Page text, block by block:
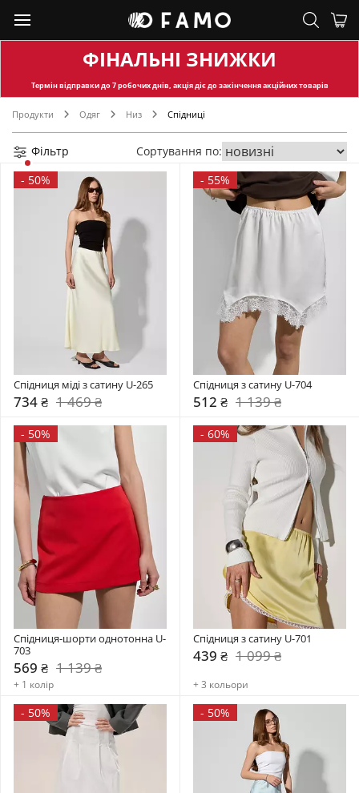
ФІНАЛЬНІ ЗНИЖКИ
Термін відправкидо 7 робочих днів, акція діє до закінчення акційних товарів
Продукти Одяг Низ Спідниці
Фільтр
Сортування по:
- 50%
Спідниця міді з сатину U-265
734 ₴ 1 469 ₴
- 55%
Спідниця з сатину U-704
512 ₴ 1 139 ₴
- 50%
Спідниця-шорти однотонна U-
703
569 ₴ 1 139 ₴
+ 1 колір
- 60%
Спідниця з сатину U-701
439 ₴ 1 099 ₴
+ 3 кольори
- 50% - 50%